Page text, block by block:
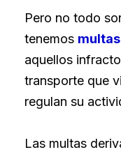
Pero no todo
tenemos
aquellos
transporte que
regulan su
Las multas